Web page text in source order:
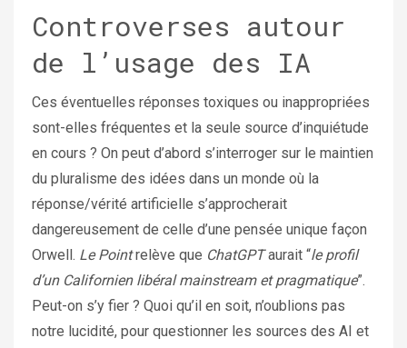
Controverses autour
de l’usage des IA
Ces éventuelles réponses toxiques ou inappropriées
sont-elles fréquentes et la seule source d’inquiétude
en cours ? On peut d’abord s’interroger sur le maintien
du pluralisme des idées dans un monde où la
réponse/vérité artificielle s’approcherait
dangereusement de celle d’une pensée unique façon
Orwell. Le Pointrelève que ChatGPTaurait “le profil
d’un Californien libéral mainstream et pragmatique”.
Peut-on s’y fier ? Quoi qu’il en soit, n’oublions pas
notre lucidité, pour questionner les sources des AI et